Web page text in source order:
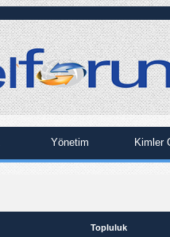
Yönetim Kimler
Topluluk